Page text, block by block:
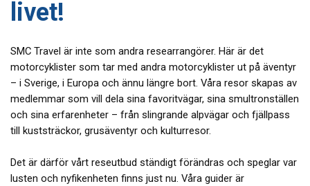
livet!
SMC Travel är inte som andra researrangörer. Här är det
motorcyklister som tar med andra motorcyklister ut på äventyr
– i Sverige, i Europa och ännu längre bort. Våra resor skapas av
medlemmar som vill dela sina favoritvägar, sina smultronställen
och sina erfarenheter – från slingrande alpvägar och fjällpass
till kuststräckor, grusäventyr och kulturresor.
Det är därför vårt reseutbud ständigt förändras och speglar var
lusten och nyfikenheten finns just nu. Våra guider är